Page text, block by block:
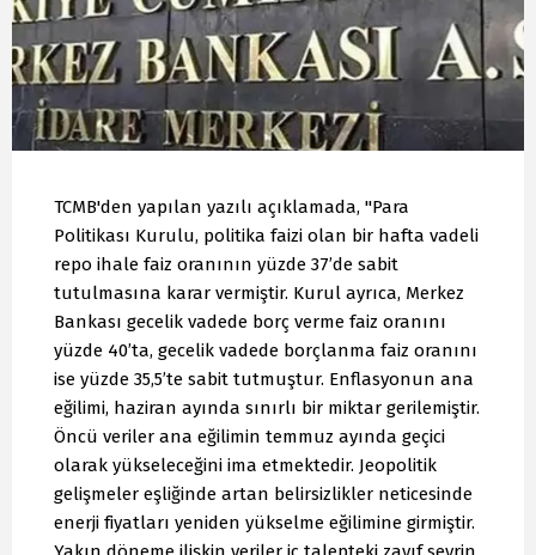
TCMB'den yapılan yazılı açıklamada, "Para
Politikası Kurulu, politika faizi olan bir hafta vadeli
repo ihale faiz oranının yüzde 37’de sabit
tutulmasına karar vermiştir. Kurul ayrıca, Merkez
Bankası gecelik vadede borç verme faiz oranını
yüzde 40’ta, gecelik vadede borçlanma faiz oranını
ise yüzde 35,5’te sabit tutmuştur. Enflasyonun ana
eğilimi, haziran ayında sınırlı bir miktar gerilemiştir.
Öncü veriler ana eğilimin temmuz ayında geçici
olarak yükseleceğini ima etmektedir. Jeopolitik
gelişmeler eşliğinde artan belirsizlikler neticesinde
enerji fiyatları yeniden yükselme eğilimine girmiştir.